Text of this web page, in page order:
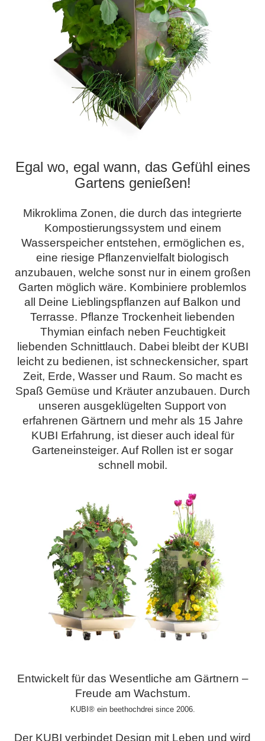
Egal wo, egal wann, das Gefühl eines
Gartens genießen!
Mikroklima Zonen, die durch das integrierte
Kompostierungssystem und einem
Wasserspeicher entstehen, ermöglichen es,
eine riesige Pflanzenvielfalt biologisch
anzubauen, welche sonst nur in einem großen
Garten möglich wäre. Kombiniere problemlos
all Deine Lieblingspflanzen auf Balkon und
Terrasse. Pflanze Trockenheit liebenden
Thymian einfach neben Feuchtigkeit
liebenden Schnittlauch. Dabei bleibt der KUBI
leicht zu bedienen, ist schneckensicher, spart
Zeit, Erde, Wasser und Raum. So macht es
Spaß Gemüse und Kräuter anzubauen. Durch
unseren ausgeklügelten Support von
erfahrenen Gärtnern und mehr als 15 Jahre
KUBI Erfahrung, ist dieser auch ideal für
Garteneinsteiger. Auf Rollen ist er sogar
schnell mobil.
Entwickelt für das Wesentliche am Gärtnern –
Freude am Wachstum.
KUBI® ein beethochdrei since 2006.
Der KUBI verbindet Design mit Leben und wird